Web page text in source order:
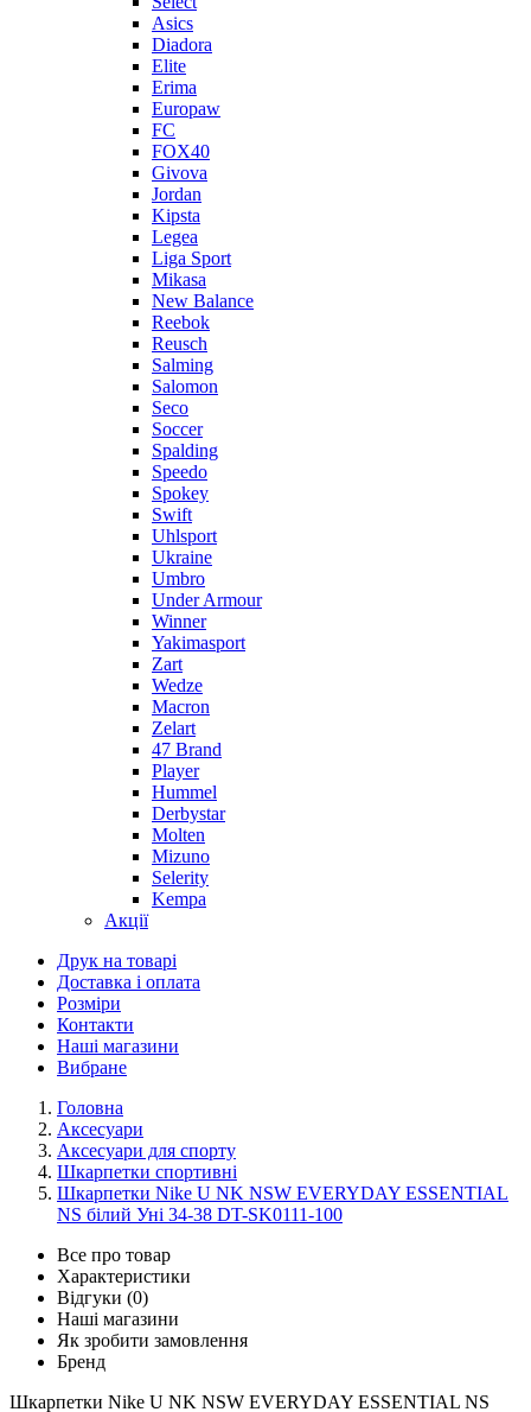
Asics
Diadora
Elite
Erima
Europaw
FC
FOX40
Givova
Jordan
Kipsta
Legea
Liga Sport
Mikasa
New Balance
Reebok
Reusch
Salming
Salomon
Seco
Soccer
Spalding
Speedo
Spokey
Swift
Uhlsport
Ukraine
Umbro
Under Armour
Winner
Yakimasport
Zart
Wedze
Macron
Zelart
47 Brand
Player
Hummel
Derbystar
Molten
Mizuno
Selerity
Kempa
Акції
Друк на товарі
Доставка і оплата
Розміри
Контакти
Наші магазини
Вибране
Головна
Аксесуари
Аксесуари для спорту
Шкарпетки спортивні
Шкарпетки Nike U NK NSW EVERYDAY ESSENTIAL
NS білий Уні 34-38 DT-SK0111-100
Все про товар
Характеристики
Відгуки (0)
Наші магазини
Як зробити замовлення
Бренд
Шкарпетки Nike U NK NSW EVERYDAY ESSENTIAL NS